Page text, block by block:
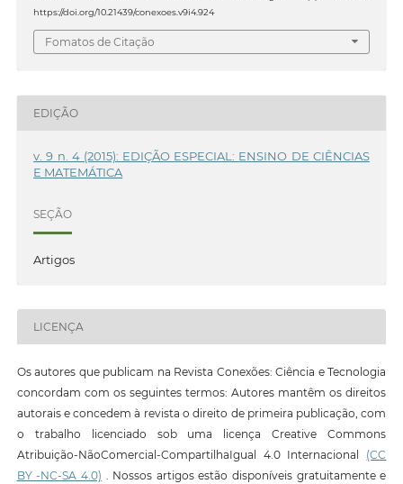
https://doi.org/10.21439/conexoes.v9i4.924
Fomatos de Citação
EDIÇÃO
v. 9 n. 4 (2015): EDIÇÃO ESPECIAL: ENSINO DE CIÊNCIAS
E MATEMÁTICA
SEÇÃO
Artigos
LICENÇA
Os autores que publicam na Revista Conexões: Ciência e Tecnologia
concordam com os seguintes termos: Autores mantêm os direitos
autorais e concedem à revista o direito de primeira publicação, com
o trabalho licenciado sob uma licença Creative Commons
Atribuição-NãoComercial-CompartilhaIgual 4.0 Internacional (CC
BY -NC-SA 4.0) . Nossos artigos estão disponíveis gratuitamente e